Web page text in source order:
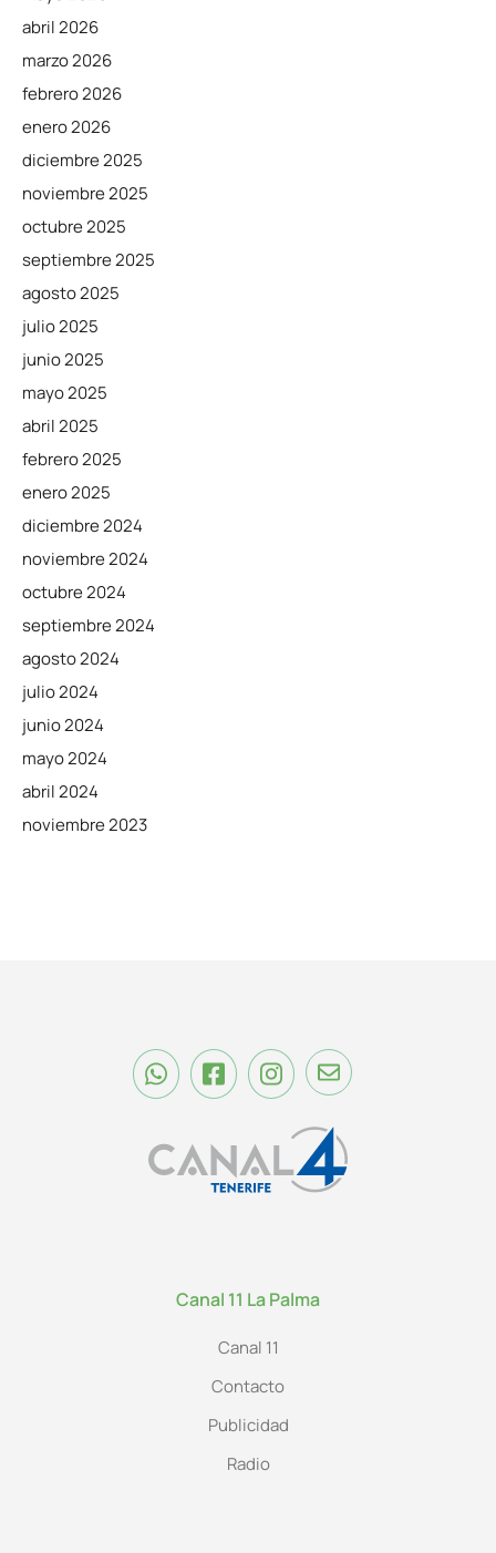
abril 2026
marzo 2026
febrero 2026
enero 2026
diciembre 2025
noviembre 2025
octubre 2025
septiembre 2025
agosto 2025
julio 2025
junio 2025
mayo 2025
abril 2025
febrero 2025
enero 2025
diciembre 2024
noviembre 2024
octubre 2024
septiembre 2024
agosto 2024
julio 2024
junio 2024
mayo 2024
abril 2024
noviembre 2023
Canal 11 La Palma
Canal 11
Contacto
Publicidad
Radio